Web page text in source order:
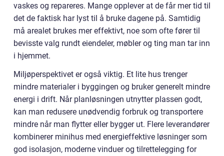
vaskes og repareres. Mange opplever at de får mer tid til
det de faktisk har lyst til å bruke dagene på. Samtidig
må arealet brukes mer effektivt, noe som ofte fører til
bevisste valg rundt eiendeler, møbler og ting man tar inn
i hjemmet.
Miljøperspektivet er også viktig. Et lite hus trenger
mindre materialer i byggingen og bruker generelt mindre
energi i drift. Når planløsningen utnytter plassen godt,
kan man redusere unødvendig forbruk og transportere
mindre når man flytter eller bygger ut. Flere leverandører
kombinerer minihus med energieffektive løsninger som
god isolasjon, moderne vinduer og tilrettelegging for